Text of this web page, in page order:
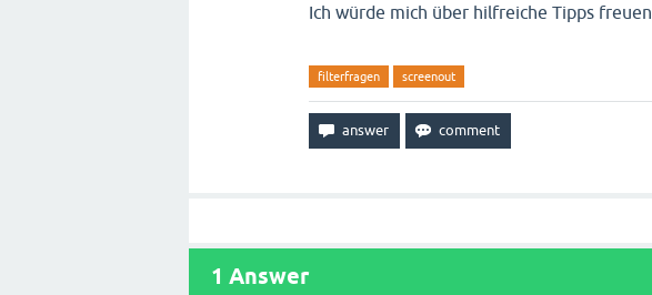
Ich würde mich über hilfreiche Tipps freuen.
filterfragen screenout
1 Answer